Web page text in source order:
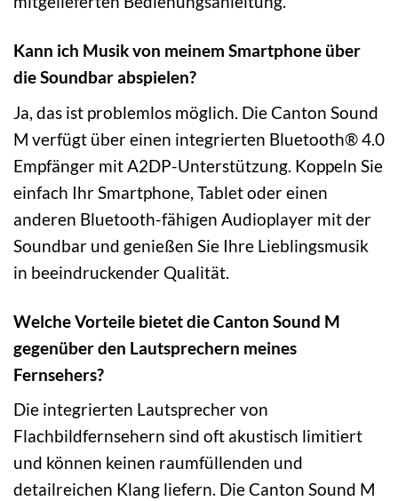
Kann ich Musik von meinem Smartphone über
die Soundbar abspielen?
Ja, das ist problemlos möglich. Die Canton Sound
M verfügt über einen integrierten Bluetooth® 4.0
Empfänger mit A2DP-Unterstützung. Koppeln Sie
einfach Ihr Smartphone, Tablet oder einen
anderen Bluetooth-fähigen Audioplayer mit der
Soundbar und genießen Sie Ihre Lieblingsmusik
in beeindruckender Qualität.
Welche Vorteile bietet die Canton Sound M
gegenüber den Lautsprechern meines
Fernsehers?
Die integrierten Lautsprecher von
Flachbildfernsehern sind oft akustisch limitiert
und können keinen raumfüllenden und
detailreichen Klang liefern. Die Canton Sound M